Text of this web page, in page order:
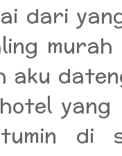
dari
aku
yang
di